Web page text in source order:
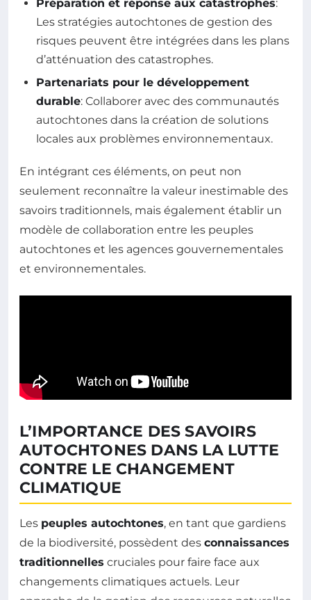
Préparation et réponse aux catastrophes:
Les stratégies autochtones de gestion des
risques peuvent être intégrées dans les plans
d’atténuation des catastrophes.
Partenariats pour le développement
durable: Collaborer avec des communautés
autochtones dans la création de solutions
locales aux problèmes environnementaux.
En intégrant ces éléments, on peut non
seulement reconnaître la valeur inestimable des
savoirs traditionnels, mais également établir un
modèle de collaboration entre les peuples
autochtones et les agences gouvernementales
et environnementales.
L’IMPORTANCE DES SAVOIRS
AUTOCHTONES DANS LA LUTTE
CONTRE LE CHANGEMENT
CLIMATIQUE
Les peuples autochtones, en tant que gardiens
de la biodiversité, possèdent des connaissances
traditionnelles cruciales pour faire face aux
changements climatiques actuels. Leur